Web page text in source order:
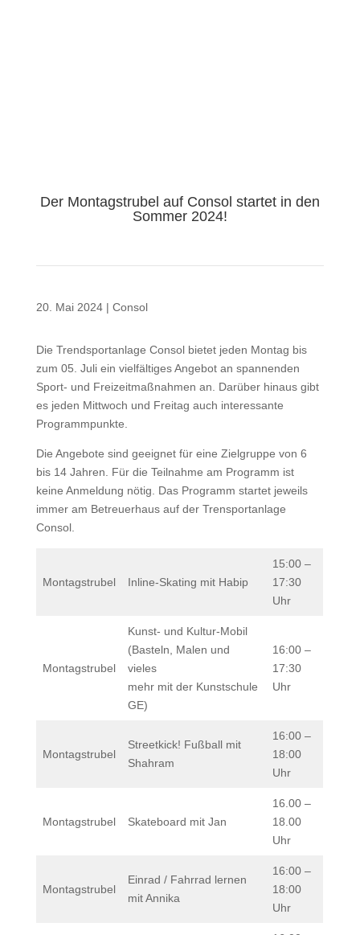
Der Montagstrubel auf Consol startet in den
Sommer 2024!
20. Mai 2024| Consol
Die Trendsportanlage Consol bietet jeden Montag bis
zum 05. Juli ein vielfältiges Angebot an spannenden
Sport- und Freizeitmaßnahmen an. Darüber hinaus gibt
es jeden Mittwoch und Freitag auch interessante
Programmpunkte.
Die Angebote sind geeignet für eine Zielgruppe von 6
bis 14 Jahren. Für die Teilnahme am Programm ist
keine Anmeldung nötig. Das Programm startet jeweils
immer am Betreuerhaus auf der Trensportanlage
Consol.
Montagstrubel Inline-Skating mit Habip
15:00 –
17:30
Uhr
Montagstrubel
Kunst- und Kultur-Mobil
(Basteln, Malen und
vieles
mehr mit der Kunstschule
GE)
16:00 –
17:30
Uhr
Montagstrubel
Streetkick! Fußball mit
Shahram
16:00 –
18:00
Uhr
Montagstrubel Skateboard mit Jan
16.00 –
18.00
Uhr
Montagstrubel
Einrad / Fahrrad lernen
mit Annika
16:00 –
18:00
Uhr